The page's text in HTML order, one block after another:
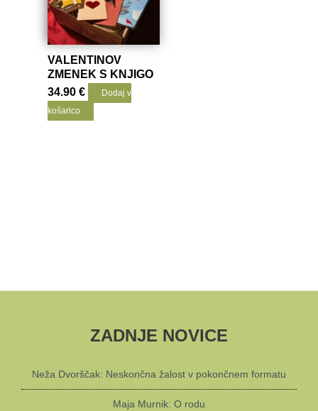
VALENTINOV
ZMENEK S KNJIGO
34.90€
Dodaj v
košarico
ZADNJE NOVICE
Neža Dvorščak: Neskončna žalost v pokončnem formatu
Maja Murnik: O rodu